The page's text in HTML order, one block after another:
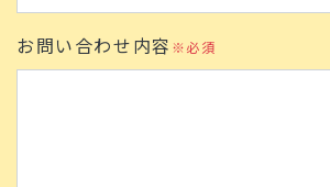
お問い合わせ内容 ※必須